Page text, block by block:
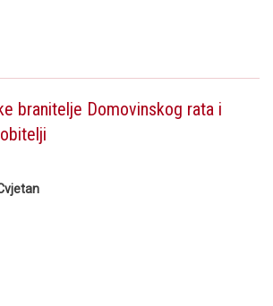
branitelje Domovinskog rata i